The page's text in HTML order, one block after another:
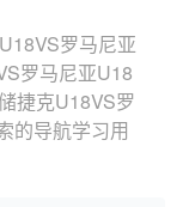
罗马尼亚
罗马尼亚U18
捷克U18VS罗
的导航学习用